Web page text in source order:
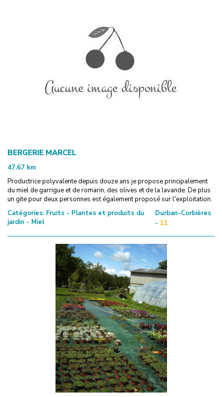
BERGERIE MARCEL
47.67 km
Productrice polyvalente depuis douze ans je propose principalement
du miel de garrigue et de romarin, des olives et de la lavande. De plus
un gite pour deux personnes est également proposé sur l'exploitation.
Catégories: Fruits - Plantes et produits du
jardin - Miel
Durban-Corbières
- 11